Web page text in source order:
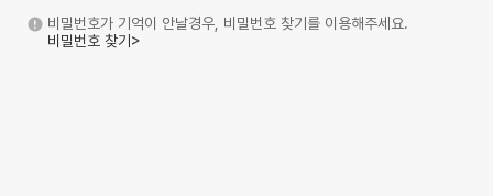
비밀번호가 기억이 안날경우, 비밀번호 찾기를 이용해주세요.
비밀번호 찾기>